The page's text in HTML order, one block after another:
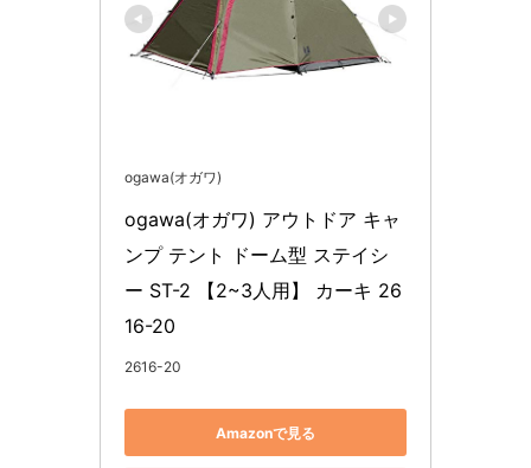
ogawa(オガワ)
ogawa(オガワ) アウトドア キャ
ンプ テント ドーム型 ステイシ
ー ST-2 【2~3人用】 カーキ 26
16-20
2616-20
Amazonで見る